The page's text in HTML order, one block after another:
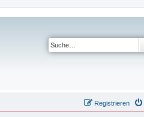
Registrieren